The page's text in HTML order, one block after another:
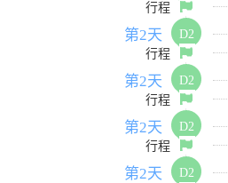
行程
第2天
D2
行程
第2天
D2
行程
第2天
D2
行程
第2天
D2